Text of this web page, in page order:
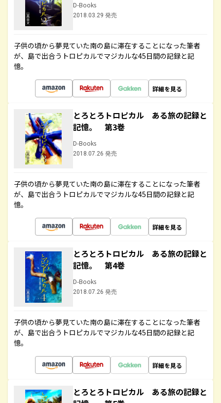
D-Books
2018.03.29 発売
子供の頃から夢見ていた南の島に滞在することになった筆者
が、島で出合うトロピカルでマジカルな45日間の記録と記
憶。
詳細を見る
とろとろトロピカル ある旅の記録と
記憶。 第3巻
D-Books
2018.07.26 発売
子供の頃から夢見ていた南の島に滞在することになった筆者
が、島で出合うトロピカルでマジカルな45日間の記録と記
憶。
詳細を見る
とろとろトロピカル ある旅の記録と
記憶。 第4巻
D-Books
2018.07.26 発売
子供の頃から夢見ていた南の島に滞在することになった筆者
が、島で出合うトロピカルでマジカルな45日間の記録と記
憶。
詳細を見る
とろとろトロピカル ある旅の記録と